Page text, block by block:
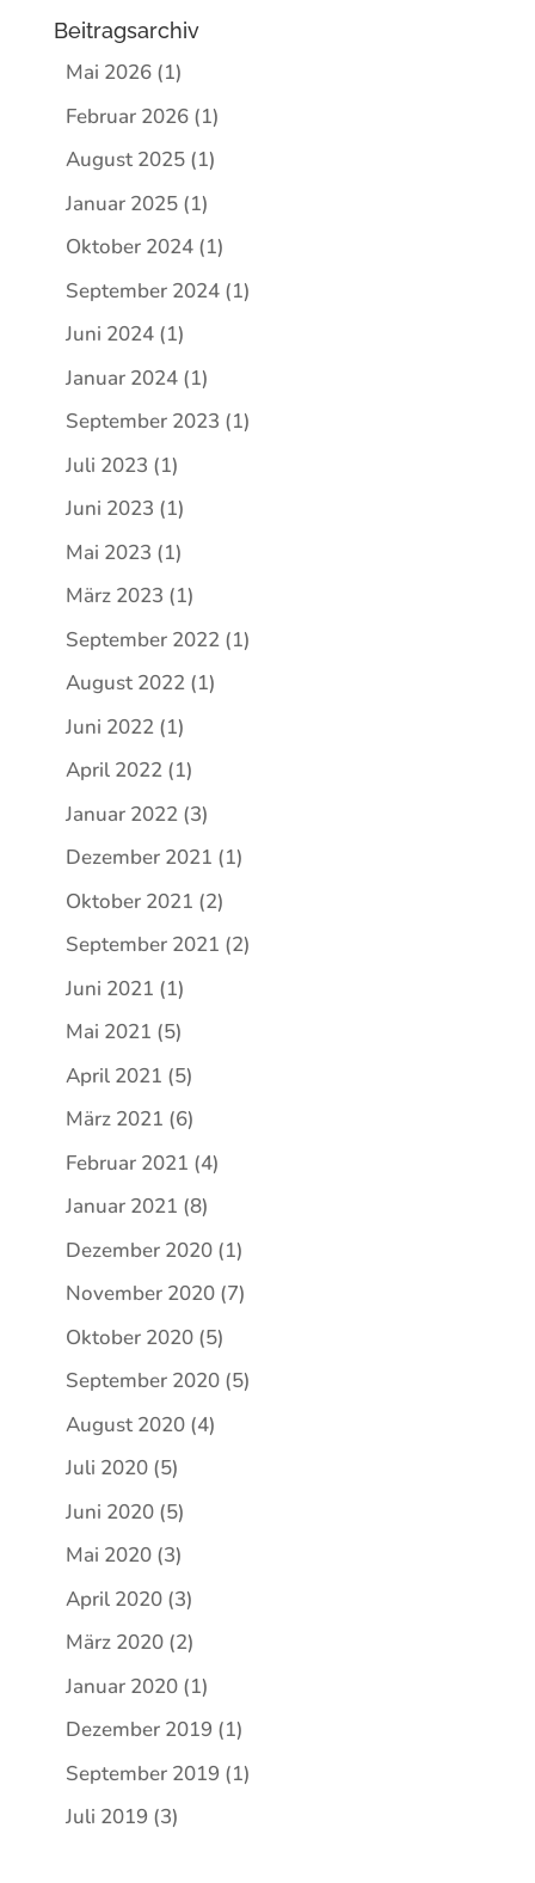
Beitragsarchiv
Mai 2026(1)
Februar 2026(1)
August 2025(1)
Januar 2025(1)
Oktober 2024(1)
September 2024(1)
Juni 2024(1)
Januar 2024(1)
September 2023 (1)
Juli 2023 (1)
Juni 2023 (1)
Mai 2023 (1)
März 2023 (1)
September 2022(1)
August 2022(1)
Juni 2022(1)
April 2022(1)
Januar 2022(3)
Dezember 2021 (1)
Oktober 2021 (2)
September 2021 (2)
Juni 2021 (1)
Mai 2021 (5)
April 2021 (5)
März 2021 (6)
Februar 2021 (4)
Januar 2021 (8)
Dezember 2020(1)
November 2020(7)
Oktober 2020(5)
September 2020(5)
August 2020(4)
Juli 2020(5)
Juni 2020(5)
Mai 2020(3)
April 2020(3)
März 2020(2)
Januar 2020(1)
Dezember 2019 (1)
September 2019 (1)
Juli 2019 (3)